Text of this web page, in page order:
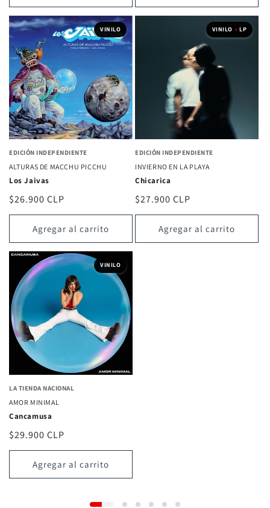
VINILO
EDICIÓN INDEPENDIENTE
ALTURAS DE MACCHU PICCHU
Los Jaivas
Precio
habitual
$26.900 CLP
Agregar al carrito
VINILO • LP
EDICIÓN INDEPENDIENTE
INVIERNO EN LA PLAYA
Chicarica
Precio
habitual
$27.900 CLP
Agregar al carrito
VINILO
LA TIENDA NACIONAL
AMOR MINIMAL
Cancamusa
Precio
habitual
$29.900 CLP
Agregar al carrito